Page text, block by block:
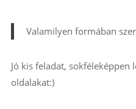
Valamilyen formában
Jó kis feladat, sokféleképpen
oldalakat:)